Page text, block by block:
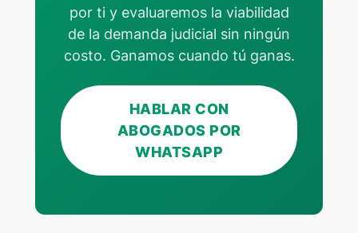
por ti y evaluaremos la viabilidad
de la demanda judicial sin ningún
costo. Ganamos cuando tú ganas.
HABLAR CON
ABOGADOS POR
WHATSAPP